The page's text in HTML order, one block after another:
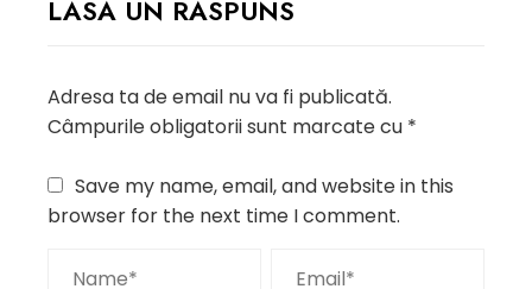
LASĂ UN RĂSPUNS
Adresa ta de email nu va fi publicată.
Câmpurile obligatorii sunt marcate cu *
Save my name, email, and website in this
browser for the next time I comment.